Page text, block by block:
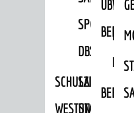
SPORTHALLE
DBS
SCHULZENTRUM
WESTSTADT
SANIERUNG-
UND
ÜBER